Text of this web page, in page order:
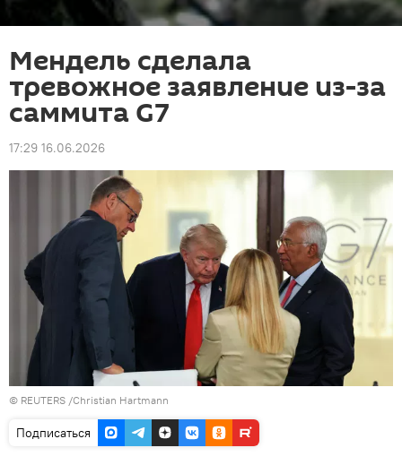
Мендель сделала
тревожное заявление из-за
саммита G7
17:29 16.06.2026
© REUTERS /Christian Hartmann
Подписаться